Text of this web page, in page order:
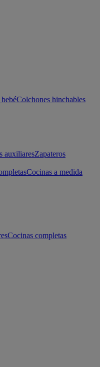
Colchones hinchables
auxiliaresZapateros
Cocinas a medida
Cocinas completas